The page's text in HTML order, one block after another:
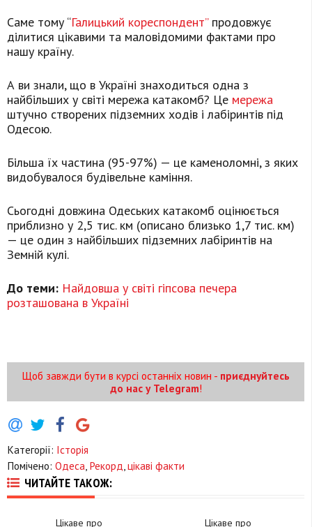
Саме тому “Галицький кореспондент”продовжує
ділитися цікавими та маловідомими фактами про
нашу країну.
А ви знали, що в Україні знаходиться одна з
найбільших у світі мережа катакомб? Це мережа
штучно створених підземних ходів і лабіринтів під
Одесою.
Більша їх частина (95-97%) — це каменоломні, з яких
видобувалося будівельне каміння.
Сьогодні довжина Одеських катакомб оцінюється
приблизно у 2,5 тис. км (описано близько 1,7 тис. км)
— це один з найбільших підземних лабіринтів на
Земній кулі.
До теми: Найдовша у світі гіпсова печера
розташована в Україні
Щоб завжди бути в курсі останніх новин - приєднуйтесь
до нас у Telegram!
Категорії: Історія
Помічено: Одеса Рекорд цікаві факти
ЧИТАЙТЕ ТАКОЖ:
Цікаве про Цікаве про